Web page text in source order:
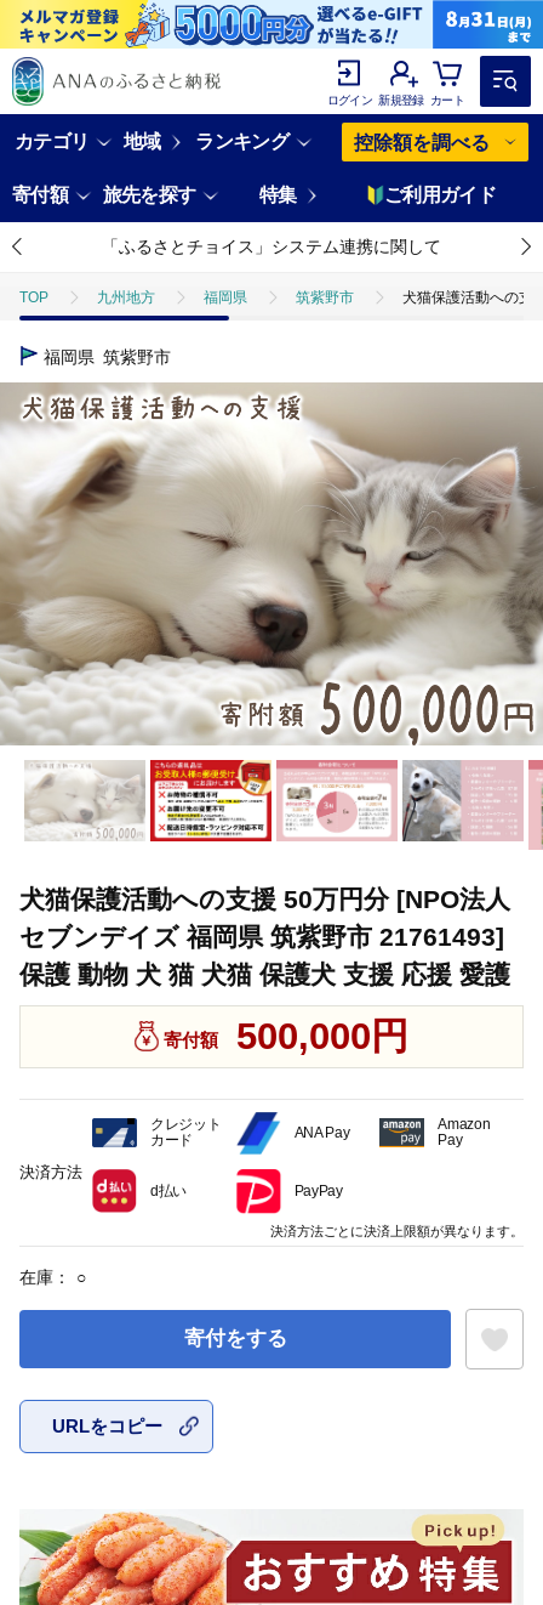
ログイン 新規登録 カート
カテゴリ 地域 ランキング 控除額を調べる
寄付額 旅先を探す 特集 ご利用ガイド
「ふるさとチョイス」システム連携に関して
TOP 九州地方 福岡県 筑紫野市 犬猫保護活動への支
福岡県 筑紫野市
犬猫保護活動への支援 50万円分 [NPO法人
セブンデイズ 福岡県 筑紫野市 21761493]
保護 動物 犬 猫 犬猫 保護犬 支援 応援 愛護
寄付額 500,000円
在庫： ○
寄付をする
URLをコピー
決済方法
クレジット
カード
ANA Pay
Amazon
Pay
d払い PayPay
決済方法ごとに決済上限額が異なります。